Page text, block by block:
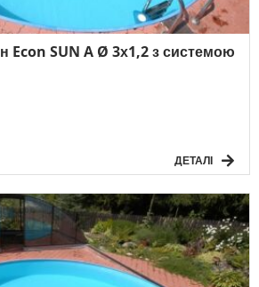
Econ SUN A Ø 3х1,2 з системою
ДЕТАЛІ